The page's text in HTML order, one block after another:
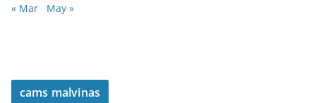
« Mar May »
cams malvinas